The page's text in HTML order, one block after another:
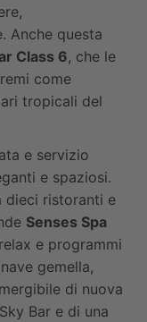
Anche questa
Class 6, che le
come
tropicali del
e servizio
e spaziosi.
dieci ristoranti e
Senses Spa
e programmi
gemella,
di nuova
Bar e di una